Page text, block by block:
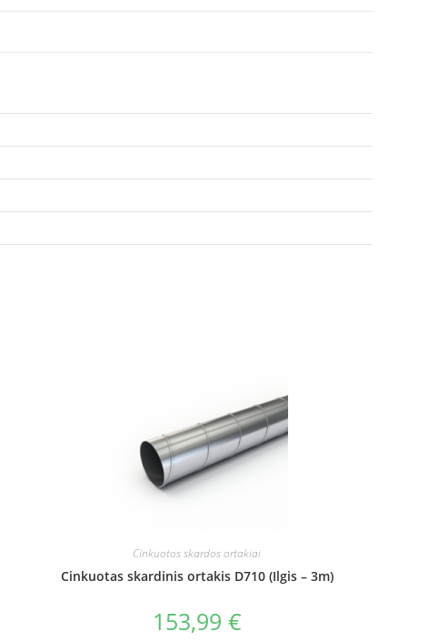
Cinkuotos skardos ortakiai
Cinkuotas skardinis ortakis D710 (Ilgis – 3m)
153,99 €